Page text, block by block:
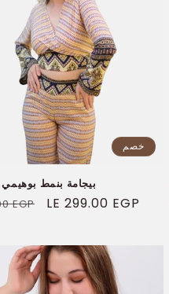
خصم
بيجامة بنمط
EGP
سعر
LE 299.00 EGP